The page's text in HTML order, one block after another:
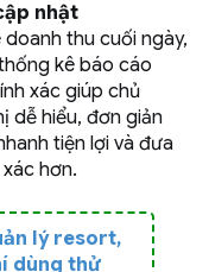
nhật
thu cuối ngày,
kê báo cáo
xác giúp chủ
dễ hiểu, đơn giản
tiện lợi và đưa
hơn.
lý resort,
dùng thử